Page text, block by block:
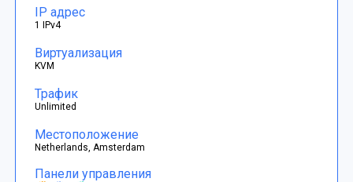
IP адрес
1 IPv4
Виртуализация
KVM
Трафик
Unlimited
Местоположение
Netherlands, Amsterdam
Панели управления